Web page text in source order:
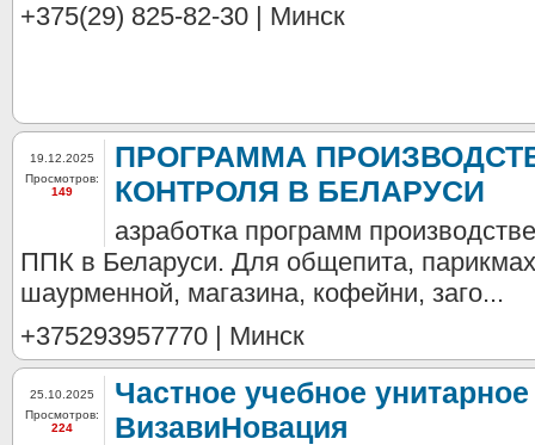
+375(29) 825-82-30 | Минск
19.12.2025
Просмотров:
149
ПРОГРАММА
КОНТРОЛЯ В БЕЛАРУСИ
азработка программ
ППК в Беларуси. Для общепита,
шаурменной, магазина, кофейни, заго...
+375293957770 | Минск
25.10.2025
Просмотров:
224
Частное учебное
ВизавиНовация